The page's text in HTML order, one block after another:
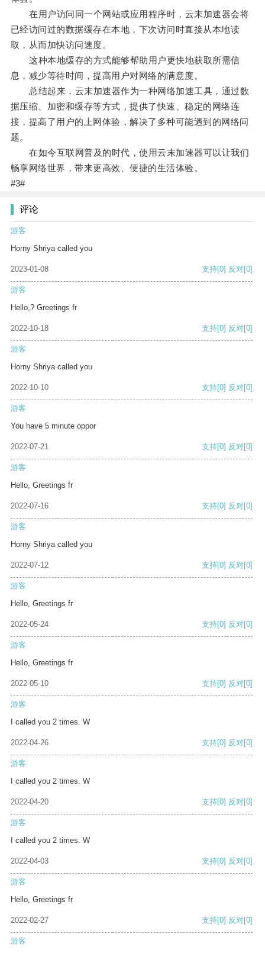
在用户访问同一个网站或应用程序时，云末加速器会将
已经访问过的数据缓存在本地，下次访问时直接从本地读
取，从而加快访问速度。
这种本地缓存的方式能够帮助用户更快地获取所需信
息，减少等待时间，提高用户对网络的满意度。
总结起来，云末加速器作为一种网络加速工具，通过数
据压缩、加密和缓存等方式，提供了快速、稳定的网络连
接，提高了用户的上网体验，解决了多种可能遇到的网络问
题。
在如今互联网普及的时代，使用云末加速器可以让我们
畅享网络世界，带来更高效、便捷的生活体验。
#3#
评论
游客
Horny Shriya called you
2023-01-08 支持[0] 反对[0]
游客
Hello,? Greetings fr
2022-10-18 支持[0] 反对[0]
游客
Horny Shriya called you
2022-10-10 支持[0] 反对[0]
游客
You have 5 minute oppor
2022-07-21 支持[0] 反对[0]
游客
Hello, Greetings fr
2022-07-16 支持[0] 反对[0]
游客
Horny Shriya called you
2022-07-12 支持[0] 反对[0]
游客
Hello, Greetings fr
2022-05-24 支持[0] 反对[0]
游客
Hello, Greetings fr
2022-05-10 支持[0] 反对[0]
游客
I called you 2 times. W
2022-04-26 支持[0] 反对[0]
游客
I called you 2 times. W
2022-04-20 支持[0] 反对[0]
游客
I called you 2 times. W
2022-04-03 支持[0] 反对[0]
游客
Hello, Greetings fr
2022-02-27 支持[0] 反对[0]
游客